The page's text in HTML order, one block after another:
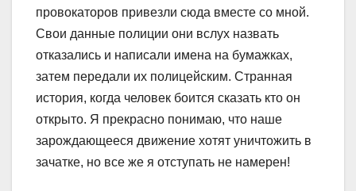
провокаторов привезли сюда вместе со мной.
Свои данные полиции они вслух назвать
отказались и написали имена на бумажках,
затем передали их полицейским. Странная
история, когда человек боится сказать кто он
открыто. Я прекрасно понимаю, что наше
зарождающееся движение хотят уничтожить в
зачатке, но все же я отступать не намерен!